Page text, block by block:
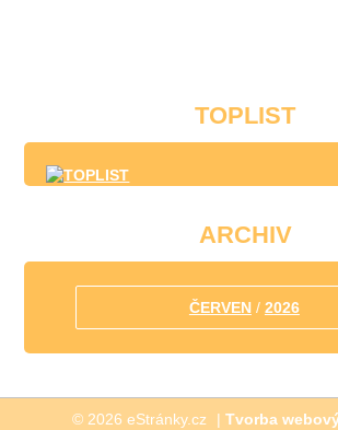
TOPLIST
ARCHIV
ČERVEN/ 2026
© 2026 eStránky.cz | Tvorba